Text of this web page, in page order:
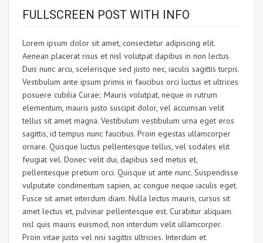
FULLSCREEN POST WITH INFO
Lorem ipsum dolor sit amet, consectetur adipiscing elit.
Aenean placerat risus et nisl volutpat dapibus in non lectus.
Duis nunc arcu, scelerisque sed justo nec, iaculis sagittis turpis.
Vestibulum ante ipsum primis in faucibus orci luctus et ultrices
posuere cubilia Curae; Mauris volutpat, neque in rutrum
elementum, mauris justo suscipit dolor, vel accumsan velit
tellus sit amet magna. Vestibulum vestibulum urna eget eros
sagittis, id tempus nunc faucibus. Proin egestas ullamcorper
ornare. Quisque luctus pellentesque tellus, vel sodales elit
feugiat vel. Donec velit dui, dapibus sed metus et,
pellentesque pretium orci. Quisque ut ante nunc. Suspendisse
vulputate condimentum sapien, ac congue neque iaculis eget.
Fusce sit amet interdum diam. Nulla lectus mauris, cursus sit
amet lectus et, pulvinar pellentesque est. Curabitur aliquam
nisl quis mauris euismod, non interdum velit ullamcorper.
Proin vitae justo vel nisi sagittis ultricies. Interdum et